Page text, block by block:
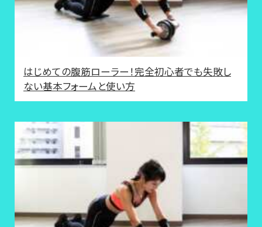
はじめての腹筋ローラー！完全初心者でも失敗し
ない基本フォームと使い方